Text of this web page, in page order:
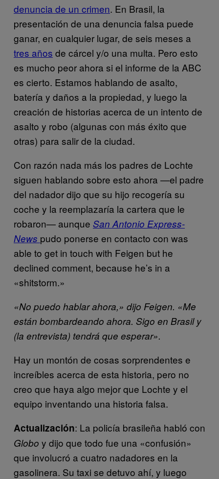
denuncia de un crimen. En Brasil, la
presentación de una denuncia falsa puede
ganar, en cualquier lugar, de seis meses a
tres años de cárcel y/o una multa. Pero esto
es mucho peor ahora si el informe de la ABC
es cierto. Estamos hablando de asalto,
batería y daños a la propiedad, y luego la
creación de historias acerca de un intento de
asalto y robo (algunas con más éxito que
otras) para salir de la ciudad.
Con razón nada más los padres de Lochte
siguen hablando sobre esto ahora —el padre
del nadador dijo que su hijo recogería su
coche y la reemplazaría la cartera que le
robaron— aunque San Antonio Express-
News pudo ponerse en contacto con was
able to get in touch with Feigen but he
declined comment, because he’s in a
«shitstorm.»
«No puedo hablar ahora,» dijo Feigen. «Me
están bombardeando ahora. Sigo en Brasil y
(la entrevista) tendrá que esperar».
Hay un montón de cosas sorprendentes e
increíbles acerca de esta historia, pero no
creo que haya algo mejor que Lochte y el
equipo inventando una historia falsa.
Actualización: La policía brasileña habló con
Globo y dijo que todo fue una «confusión»
que involucró a cuatro nadadores en la
gasolinera. Su taxi se detuvo ahí, y luego